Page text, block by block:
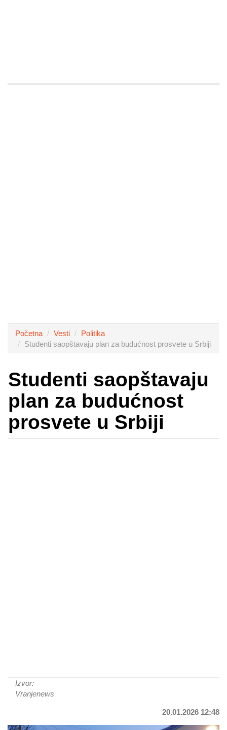
Početna Vesti
Politika
Studenti saopštavaju plan za budućnost prosvete u Srbiji
Studenti saopštavaju
plan za budućnost
prosvete u Srbiji
Izvor:
Vranjenews
20.01.2026 12:48